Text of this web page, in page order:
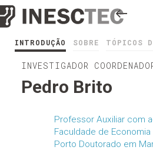
INTRODUÇÃO SOBRE TÓPICOS
INVESTIGADOR
Pedro Brito
Professor Auxiliar com
Faculdade de
Porto Doutorado em